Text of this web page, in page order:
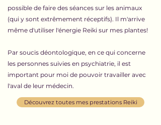
possible de faire des séances sur les animaux
(qui y sont extrêmement réceptifs). Il m'arrive
même d'utiliser l'énergie Reiki sur mes plantes!
Par soucis déontologique, en ce qui concerne
les personnes suivies en psychiatrie, il est
important pour moi de pouvoir travailler avec
l'aval de leur médecin.
Découvrez toutes mes prestations Reiki